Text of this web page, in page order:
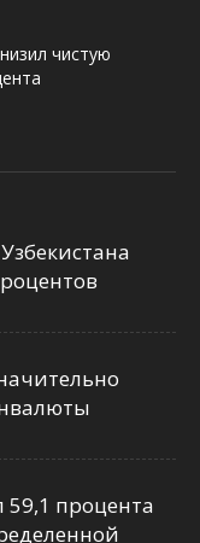
чистую
59,1 процента